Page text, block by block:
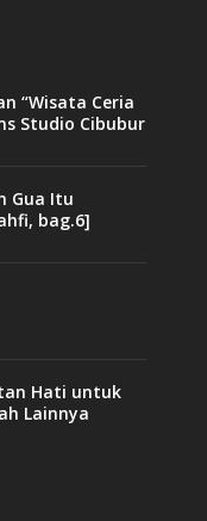
“Wisata Ceria
Studio Cibubur
Gua Itu
bag.6]
Hati untuk
Lainnya